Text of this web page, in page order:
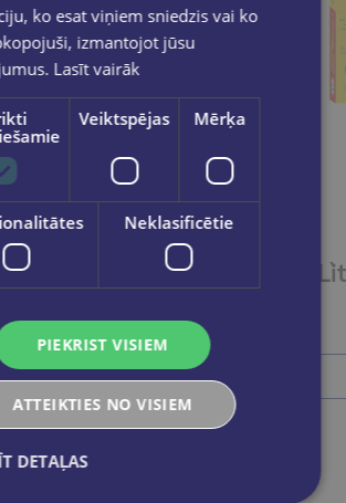
L`italiano giocando- Tombola illustrata (A1)
€18.90
Ielikt grozā
ko esat viņiem sniedzis vai ko
izmantojot jūsu
Lasīt vairāk
Veiktspējas Mērķa
Neklasificētie
PIEKRIST VISIEM
ATTEIKTIES NO VISIEM
DETAĻAS